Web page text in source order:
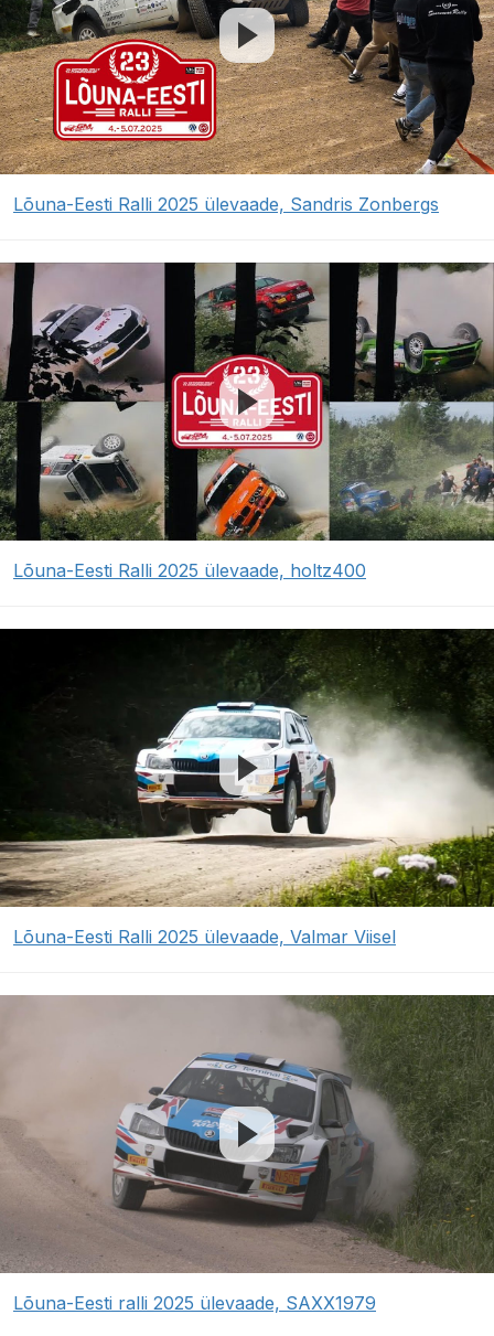
Lõuna-Eesti Ralli 2025 ülevaade, Sandris Zonbergs
Lõuna-Eesti Ralli 2025 ülevaade, holtz400
Lõuna-Eesti Ralli 2025 ülevaade, Valmar Viisel
Lõuna-Eesti ralli 2025 ülevaade, SAXX1979